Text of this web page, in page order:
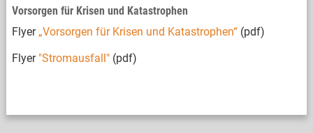
Vorsorgen für Krisen und Katastrophen
Flyer „Vorsorgen für Krisen und Katastrophen“(pdf)
Flyer "Stromausfall"(pdf)